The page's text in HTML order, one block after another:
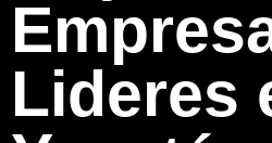
Lideres